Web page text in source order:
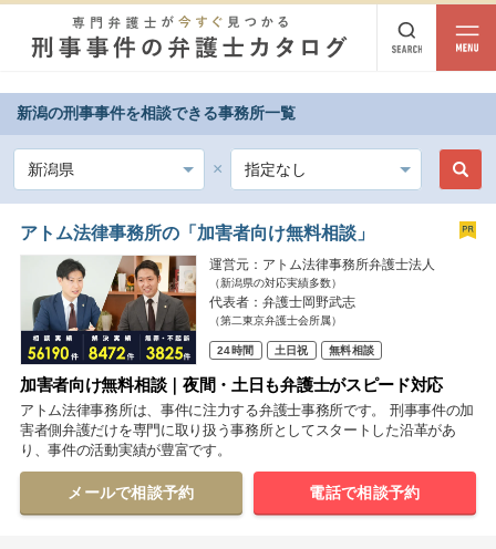
都道府県から探す
北海道・東北
北海道 青森 岩手 宮城 秋田 山形
北陸・甲信越
新潟 富山 石川 福井 山梨 長野
関東
茨城 栃木 群馬 埼玉 千葉 東京 神奈川
東海
静岡 愛知
新潟の刑事事件を相談できる事務所一覧
相談内容
アトム法律事務所の「加害者向け無料相談」
運営元：アトム法律事務所弁護士法人
（新潟県の対応実績多数）
代表者：弁護士岡野武志
（第二東京弁護士会所属）
24時間 土日祝 無料相談
加害者向け無料相談｜夜間・土日も弁護士がスピード対応
アトム法律事務所は、事件に注力する弁護士事務所です。 刑事事件の加
害者側弁護だけを専門に取り扱う事務所としてスタートした沿革があ
り、事件の活動実績が豊富です。
メールで相談予約 電話で相談予約